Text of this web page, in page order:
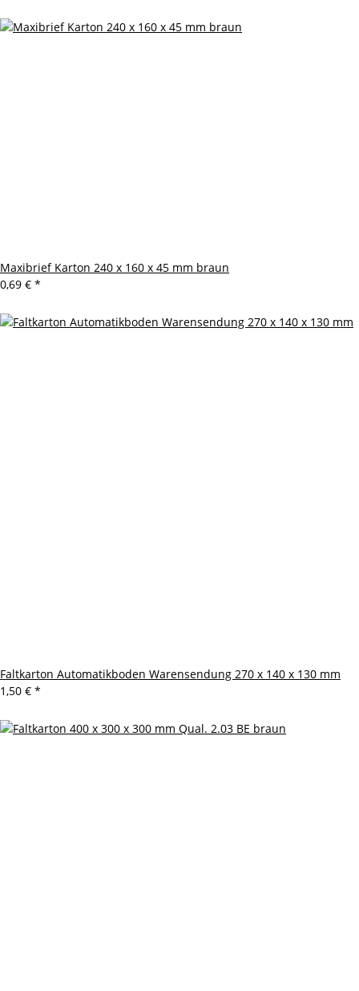
Maxibrief Karton 240 x 160 x 45 mm braun
0,69 € *
Faltkarton Automatikboden Warensendung 270 x 140 x 130 mm
1,50 € *